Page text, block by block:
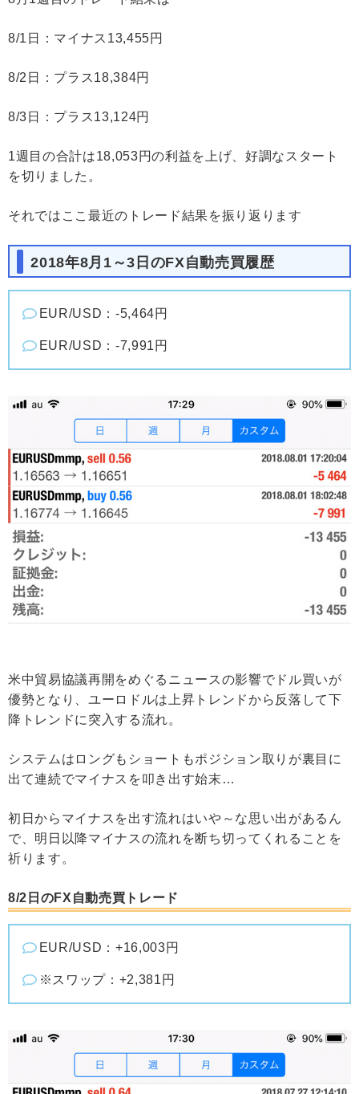
8/1日：マイナス13,455円
8/2日：プラス18,384円
8/3日：プラス13,124円
1週目の合計は18,053円の利益を上げ、好調なスタート
を切りました。
それではここ最近のトレード結果を振り返ります
2018年8月1～3日のFX自動売買履歴
EUR/USD：-5,464円
EUR/USD：-7,991円
米中貿易協議再開をめぐるニュースの影響でドル買いが
優勢となり、ユーロドルは上昇トレンドから反落して下
降トレンドに突入する流れ。
システムはロングもショートもポジション取りが裏目に
出て連続でマイナスを叩き出す始末…
初日からマイナスを出す流れはいや～な思い出があるん
で、明日以降マイナスの流れを断ち切ってくれることを
祈ります。
8/2日のFX自動売買トレード
EUR/USD：+16,003円
※スワップ：+2,381円